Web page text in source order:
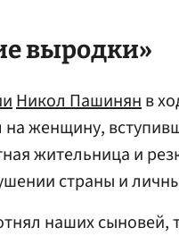
выродки»
Никол Пашинянв
женщину,
жительница и
страны и
наших сыновей,